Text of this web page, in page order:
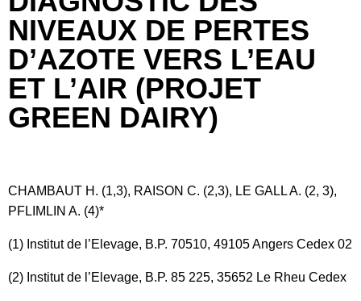
NIVEAUX DE PERTES
D’AZOTE VERS L’EAU
ET L’AIR (PROJET
GREEN DAIRY)
CHAMBAUT H. (1,3), RAISON C. (2,3), LE GALL A. (2, 3),
PFLIMLIN A. (4)*
(1) Institut de l’Elevage, B.P. 70510, 49105 Angers Cedex 02
(2) Institut de l’Elevage, B.P. 85 225, 35652 Le Rheu Cedex